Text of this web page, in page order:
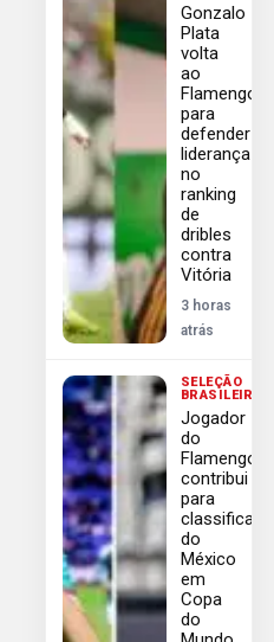
Gonzalo
Plata
volta
ao
Flamengo
para
defender
liderança
no
ranking
de
dribles
contra
Vitória
3 horas
atrás
SELEÇÃO
BRASILEIRA
Jogador
do
Flamengo
contribui
para
classificação
do
México
em
Copa
do